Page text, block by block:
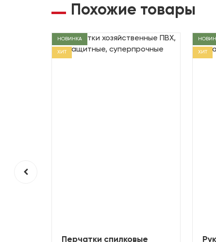
Похожие товары
НОВИНКА
ХИТ
Перчатки спилковые
ХИТ